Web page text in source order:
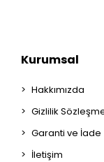
Kurumsal
Hakkımızda
Gizlilik
Garanti ve İade
İletişim